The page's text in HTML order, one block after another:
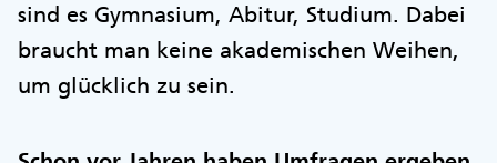
sind es Gymnasium, Abitur, Studium. Dabei
braucht man keine akademischen Weihen,
um glücklich zu sein.